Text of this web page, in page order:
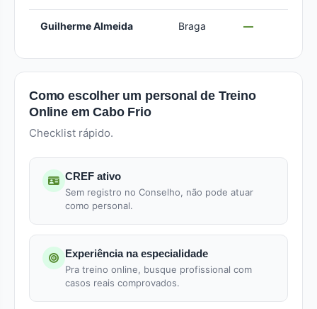
Guilherme Almeida Braga —
Como escolher um personal de Treino
Online em Cabo Frio
Checklist rápido.
CREF ativo
Sem registro no Conselho, não pode atuar
como personal.
Experiência na especialidade
Pra treino online, busque profissional com
casos reais comprovados.